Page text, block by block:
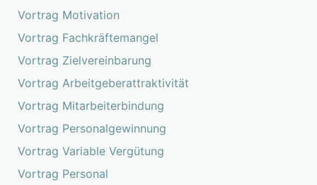
Vortrag Motivation
Vortrag Fachkräftemangel
Vortrag Zielvereinbarung
Vortrag Arbeitgeberattraktivität
Vortrag Mitarbeiterbindung
Vortrag Personalgewinnung
Vortrag Variable Vergütung
Vortrag Personal